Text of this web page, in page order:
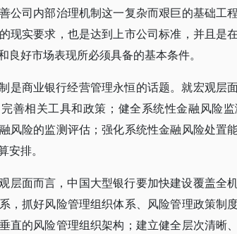
公司内部治理机制这一复杂而艰巨的基础工
现实要求，也是达到上市公司标准，并且是
良好市场表现所必须具备的基本条件。
是商业银行经营管理永恒的话题。就宏观层
善相关工具和政策；健全系统性金融风险
风险的监测评估；强化系统性金融风险处置
安排。
层面而言，中国大型银行要加快建设覆盖全
，抓好风险管理组织体系、风险管理政策制
直的风险管理组织架构；建立健全层次清晰